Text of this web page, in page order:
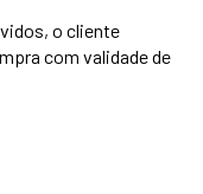
o cliente
com validade de